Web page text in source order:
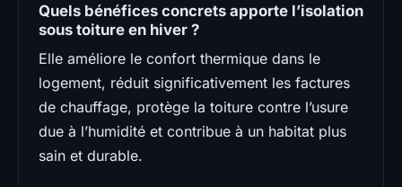
Quels bénéfices concrets apporte l’isolation
sous toiture en hiver ?
Elle améliore le confort thermique dans le
logement, réduit significativement les factures
de chauffage, protège la toiture contre l’usure
due à l’humidité et contribue à un habitat plus
sain et durable.